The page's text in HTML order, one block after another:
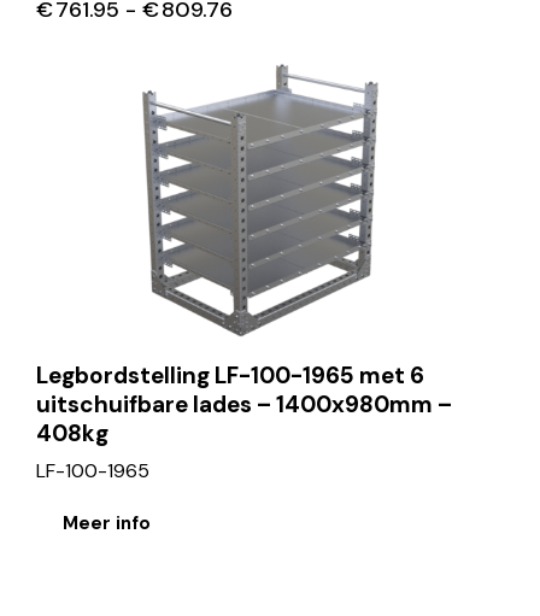
€761.95 - €809.76
Legbordstelling LF-100-1965 met 6
uitschuifbare lades – 1400x980mm –
408kg
LF-100-1965
Meer info